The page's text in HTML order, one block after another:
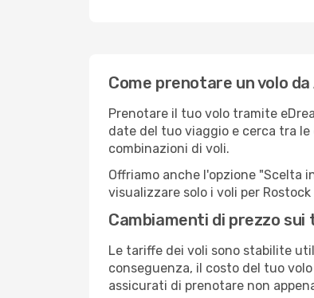
Come prenotare un volo
Prenotare il tuo volo tramite
date del tuo viaggio e cerca tra le
combinazioni di voli.
Offriamo anche l'opzione "Scelta
visualizzare solo i voli per
Cambiamenti di prezzo
Le tariffe dei voli sono stabilite
conseguenza, il costo del tuo
assicurati di prenotare non